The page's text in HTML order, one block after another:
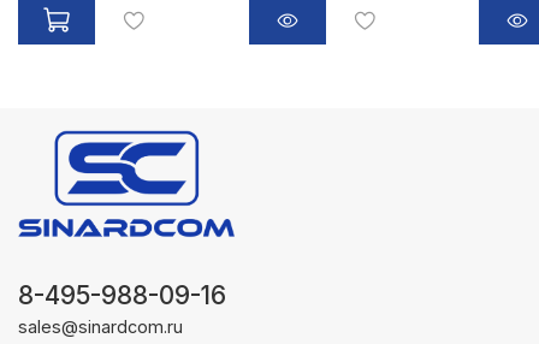
8-495-988-09-16
sales@sinardcom.ru